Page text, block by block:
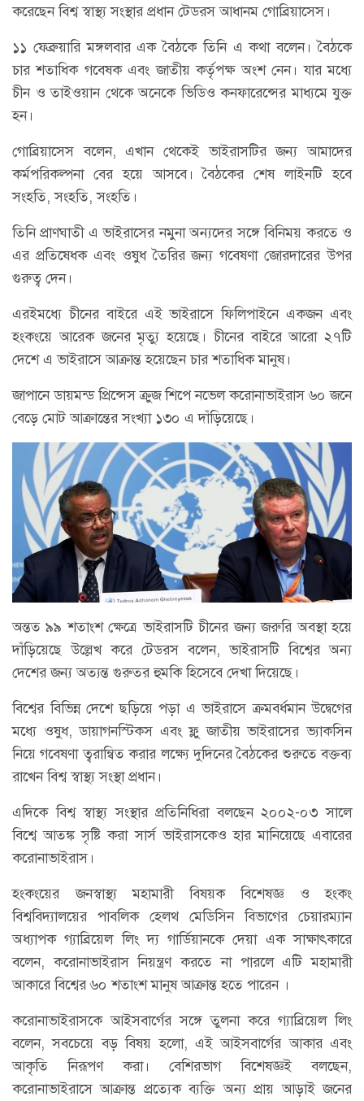
করেছেন বিশ্ব স্বাস্থ্য সংস্থার প্রধান টেডরস আধানম গোব্রিয়াসেস।
১১ ফেব্রুয়ারি মঙ্গলবার এক বৈঠকে তিনি এ কথা বলেন। বৈঠকে
চার শতাধিক গবেষক এবং জাতীয় কর্তৃপক্ষ অংশ নেন। যার মধ্যে
চীন ও তাইওয়ান থেকে অনেকে ভিডিও কনফারেন্সের মাধ্যমে যুক্ত
হন।
গোব্রিয়াসেস বলেন, এখান থেকেই ভাইরাসটির জন্য আমাদের
কর্মপরিকল্পনা বের হয়ে আসবে। বৈঠকের শেষ লাইনটি হবে
সংহতি, সংহতি, সংহতি।
তিনি প্রাণঘাতী এ ভাইরাসের নমুনা অন্যদের সঙ্গে বিনিময় করতে ও
এর প্রতিষেধক এবং ওষুধ তৈরির জন্য গবেষণা জোরদারের উপর
গুরুত্ব দেন।
এরইমধ্যে চীনের বাইরে এই ভাইরাসে ফিলিপাইনে একজন এবং
হংকংয়ে আরেক জনের মৃত্যু হয়েছে। চীনের বাইরে আরো ২৭টি
দেশে এ ভাইরাসে আক্রান্ত হয়েছেন চার শতাধিক মানুষ।
জাপানে ডায়মন্ড প্রিন্সেস ক্রুজ শিপে নভেল করোনাভাইরাস ৬০ জনে
বেড়ে মোট আক্রান্তের সংখ্যা ১৩০ এ দাঁড়িয়েছে।
অন্তত ৯৯ শতাংশ ক্ষেত্রে ভাইরাসটি চীনের জন্য জরুরি অবস্থা হয়ে
দাঁড়িয়েছে উল্লেখ করে টেডরস বলেন, ভাইরাসটি বিশ্বের অন্য
দেশের জন্য অত্যন্ত গুরুতর হুমকি হিসেবে দেখা দিয়েছে।
বিশ্বের বিভিন্ন দেশে ছড়িয়ে পড়া এ ভাইরাসে ক্রমবর্ধমান উদ্বেগের
মধ্যে ওষুধ, ডায়াগনস্টিকস এবং ফ্লু জাতীয় ভাইরাসের ভ্যাকসিন
নিয়ে গবেষণা ত্বরান্বিত করার লক্ষ্যে দুদিনের বৈঠকের শুরুতে বক্তব্য
রাখেন বিশ্ব স্বাস্থ্য সংস্থা প্রধান।
এদিকে বিশ্ব স্বাস্থ্য সংস্থার প্রতিনিধিরা বলছেন ২০০২-০৩ সালে
বিশ্বে আতঙ্ক সৃষ্টি করা সার্স ভাইরাসকেও হার মানিয়েছে এবারের
করোনাভাইরাস।
হংকংয়ের জনস্বাস্থ্য মহামারী বিষয়ক বিশেষজ্ঞ ও হংকং
বিশ্ববিদ্যালয়ের পাবলিক হেলথ মেডিসিন বিভাগের চেয়ারম্যান
অধ্যাপক গ্যাব্রিয়েল লিং দ্য গার্ডিয়ানকে দেয়া এক সাক্ষাৎকারে
বলেন, করোনাভাইরাস নিয়ন্ত্রণ করতে না পারলে এটি মহামারী
আকারে বিশ্বের ৬০ শতাংশ মানুষ আক্রান্ত হতে পারেন ।
করোনাভাইরাসকে আইসবার্গের সঙ্গে তুলনা করে গ্যাব্রিয়েল লিং
বলেন, সবচেয়ে বড় বিষয় হলো, এই আইসবার্গের আকার এবং
আকৃতি নিরূপণ করা। বেশিরভাগ বিশেষজ্ঞই বলছেন,
করোনাভাইরাসে আক্রান্ত প্রত্যেক ব্যক্তি অন্য প্রায় আড়াই জনের